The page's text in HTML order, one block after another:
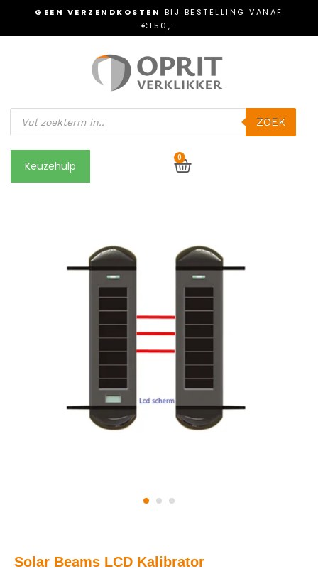
GEEN VERZENDKOSTEN BIJ BESTELLING VANAF
€150,-
ZOEK
Keuzehulp
0
Solar Beams LCD Kalibrator